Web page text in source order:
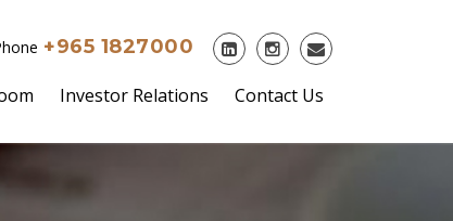
+965 1827000
Investor Relations Contact Us